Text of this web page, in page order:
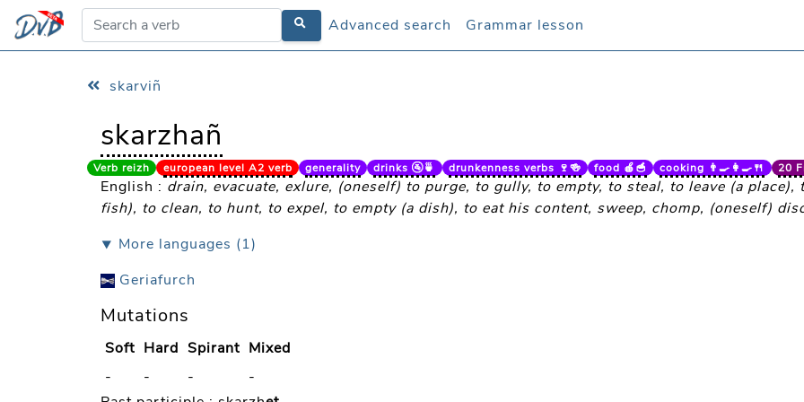
Advanced search Grammar lesson
Advanced search Grammar lesson
skarviñ
skarzhañ
Verb reizh european level A2 verb generality drinks 🚰🍵 drunkenness verbs 🍷🍻 food 🍎🥣 cooking 👨‍🍳👩‍🍳🍴 20
English : drain, evacuate, exlure, (oneself) to purge, to gully, to empty, to steal, to leave (a
fish), to clean, to hunt, to expel, to empty (a dish), to eat his content, sweep, chomp, (oneself)
⯆ More languages (1)
Geriafurch
Mutations
Soft Hard Spirant Mixed
-
- -
-